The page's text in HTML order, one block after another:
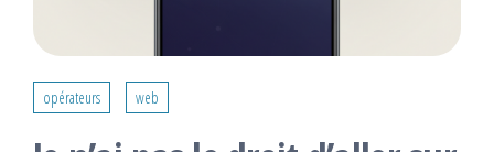
opérateurs web